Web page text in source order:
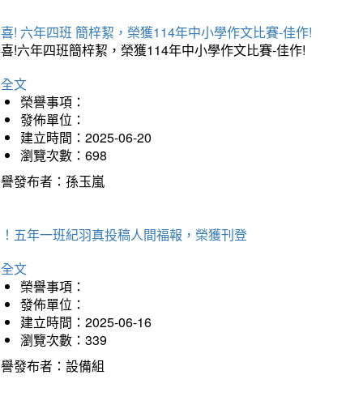
! 六年四班 簡梓絜，榮獲114年中小學作文比賽-佳作!
!六年四班簡梓絜，榮獲114年中小學作文比賽-佳作!
文
榮譽事項：
發佈單位：
建立時間：2025-06-20
瀏覽次數：698
發布者：孫玉嵐
五年一班紀羽真投稿人間福報，榮獲刊登
文
榮譽事項：
發佈單位：
建立時間：2025-06-16
瀏覽次數：339
發布者：設備組